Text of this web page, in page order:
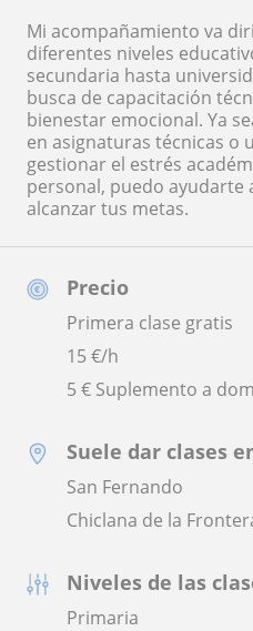
Precio
Primera clase gratis
15€/h
5 € Suplemento a
Suele dar clases
San Fernando
Chiclana de la
Niveles de las
Primaria
Mi acompañamiento va
diferentes niveles
secundaria hasta
busca de capacitación
bienestar emocional. Ya
en asignaturas técnicas o
gestionar el estrés
personal, puedo ayudarte
alcanzar tus metas.